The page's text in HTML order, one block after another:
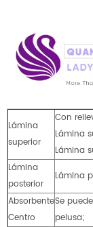
Lámina
superior
Con
Lámina
Lámina
Lámina
posterior
Lámina
Absorbente
Centro
Se
pelusa;